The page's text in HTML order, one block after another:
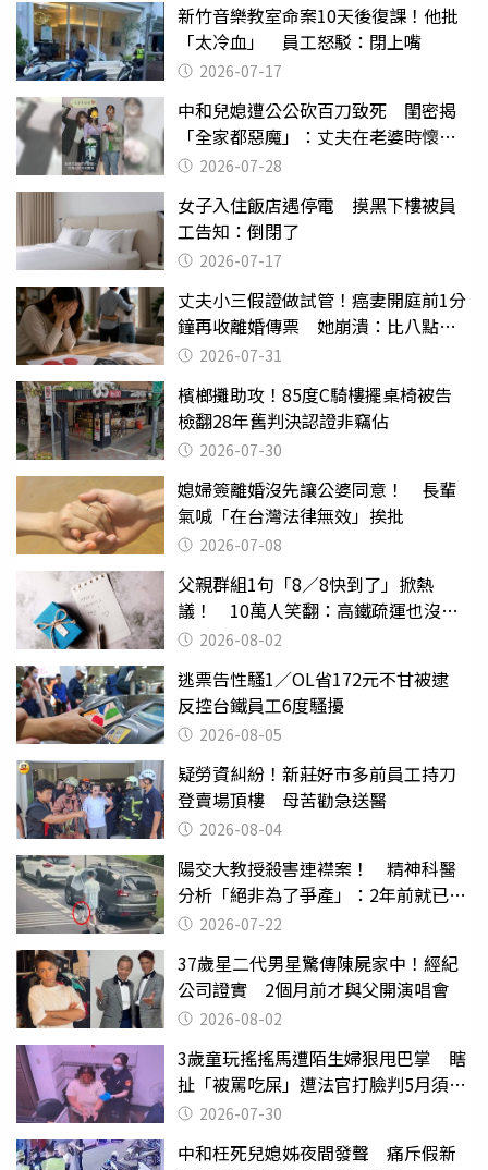
新竹音樂教室命案10天後復課！他批
「太冷血」 員工怒駁：閉上嘴
2026-07-17
中和兒媳遭公公砍百刀致死 閨密揭
「全家都惡魔」：丈夫在老婆時懷孕
摔東西
2026-07-28
女子入住飯店遇停電 摸黑下樓被員
工告知：倒閉了
2026-07-17
丈夫小三假證做試管！癌妻開庭前1分
鐘再收離婚傳票 她崩潰：比八點檔
還扯2026-07-31
檳榔攤助攻！85度C騎樓擺桌椅被告
檢翻28年舊判決認證非竊佔
2026-07-30
媳婦簽離婚沒先讓公婆同意！ 長輩
氣喊「在台灣法律無效」挨批
2026-07-08
父親群組1句「8／8快到了」掀熱
議！ 10萬人笑翻：高鐵疏運也沒列
父親節
2026-08-02
逃票告性騷1／OL省172元不甘被逮
反控台鐵員工6度騷擾
2026-08-05
疑勞資糾紛！新莊好市多前員工持刀
登賣場頂樓 母苦勸急送醫
2026-08-04
陽交大教授殺害連襟案！ 精神科醫
分析「絕非為了爭產」：2年前就已言
行詭異
2026-07-22
37歲星二代男星驚傳陳屍家中！經紀
公司證實 2個月前才與父開演唱會
2026-08-02
3歲童玩搖搖馬遭陌生婦狠甩巴掌 瞎
扯「被罵吃屎」遭法官打臉判5月須入
監 2026-07-30
中和枉死兒媳姊夜間發聲 痛斥假新